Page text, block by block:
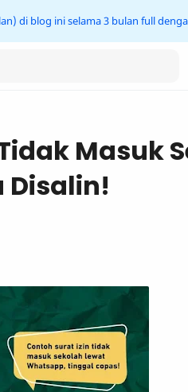
di blog ini selama 3 bulan full
Masuk
Disalin!